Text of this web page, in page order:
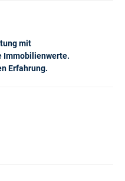
mit
Immobilienwerte.
Erfahrung.